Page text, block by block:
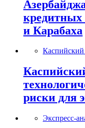
кредитных
и Карабаха
Каспийский
риски для
Экспресс-